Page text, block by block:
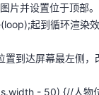
片并设置位于顶部
起到循环渲染效
到达屏幕最左侧，
- 50) {//人物